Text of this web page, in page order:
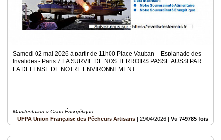
Samedi 02 mai 2026 à partir de 11h00 Place Vauban – Esplanade des
Invalides - Paris 7 LA SURVIE DE NOS TERROIRS PASSE AUSSI PAR
LA DEFENSE DE NOTRE ENVIRONNEMENT :
Manifestation » Crise Énergétique
UFPA Union Française des Pêcheurs Artisans | 29/04/2026 | Vu 749785 fois